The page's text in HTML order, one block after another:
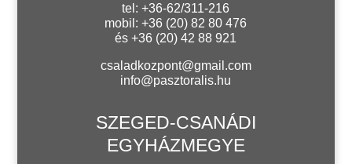
tel: +36-62/311-216
mobil: +36 (20) 82 80 476
és +36 (20) 42 88 921
csaladkozpont@gmail.com
info@pasztoralis.hu
SZEGED-CSANÁDI
EGYHÁZMEGYE